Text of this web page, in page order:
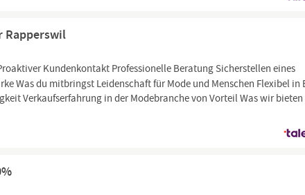
Rapperswil
Kundenkontakt Professionelle Beratung Sicherstellen eines
Was du mitbringst Leidenschaft für Mode und Menschen Flexibel in
Verkaufserfahrung in der Modebranche von Vorteil Was wir bieten